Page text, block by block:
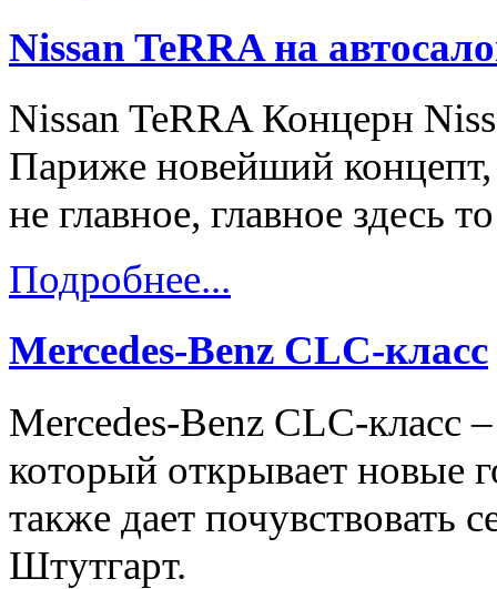
Nissan TeRRA на
Nissan TeRRA Концерн
Париже новейший концепт,
не главное, главное здесь то
Подробнее...
Mercedes-Benz CLC-класс
Mercedes-Benz CLC-класс
который открывает новые
также дает почувствовать
Штутгарт.